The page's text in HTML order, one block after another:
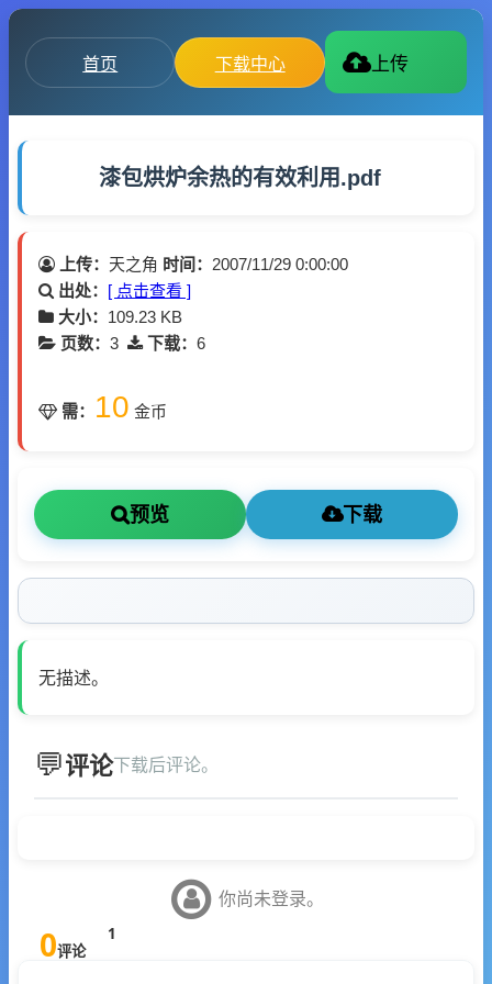
首页 下载中心 上传
漆包烘炉余热的有效利用.pdf
上传： 天之角 时间： 2007/11/29 0:00:00
出处： [ 点击查看 ]
大小： 109.23 KB
页数： 3 下载： 6
需： 10 金币
预览 下载
无描述。
评论下载后评论。
你尚未登录。
0评论
1